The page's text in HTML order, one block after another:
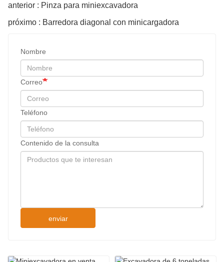
anterior : Pinza para miniexcavadora
próximo : Barredora diagonal con minicargadora
Nombre
Correo
Teléfono
Contenido de la consulta
enviar